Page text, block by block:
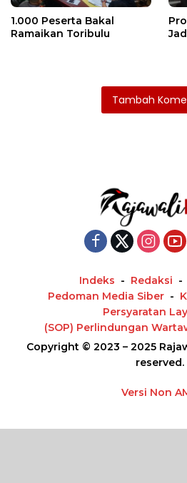
1.000 Peserta Bakal
Ramaikan Toribulu
Tambah
Indeks Redaksi
Pedoman Media Siber
Persyaratan
(SOP) Perlindungan
Copyright © 2023 – 2025
reserved.
Versi Non